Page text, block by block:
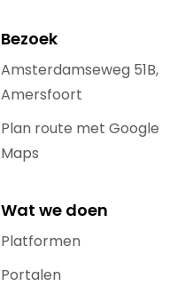
Bezoek
Amsterdamseweg 51B,
Amersfoort
Plan route met Google
Maps
Wat we doen
Platformen
Portalen